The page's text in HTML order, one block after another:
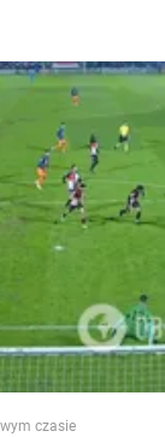
czasie